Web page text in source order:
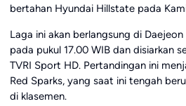
bertahan Hyundai Hillstate pada
Laga ini akan berlangsung di
pada pukul 17.00 WIB dan disiarkan
TVRI Sport HD. Pertandingan ini
Red Sparks, yang saat ini tengah
di klasemen.